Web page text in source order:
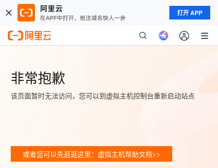
打开 APP
非常抱歉
该页面暂时无法访问，您可以到虚拟主机控制台重新启动站点
或者您可以先逛逛这里：虚拟主机帮助文档>>